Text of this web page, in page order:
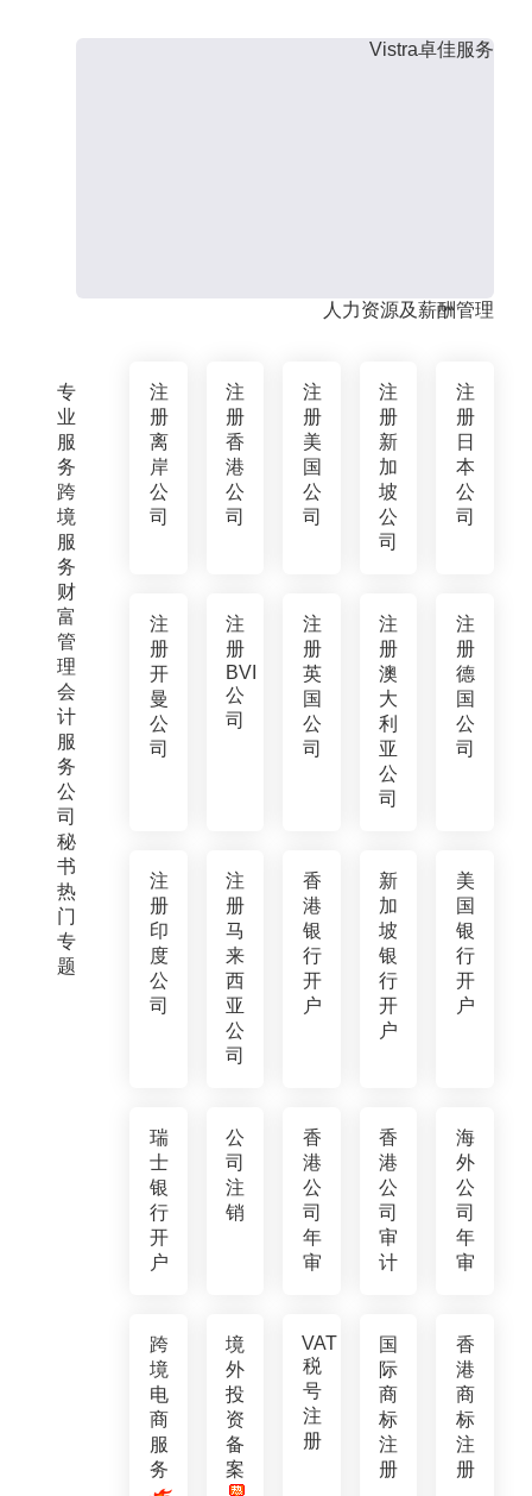
专
业
服
务
跨
境
服
务
财
富
管
理
会
计
服
务
公
司
秘
书
热
门
专
题
Vistra卓佳服务
人力资源及薪酬管理
注
册
离
岸
公
司
注
册
香
港
公
司
注
册
美
国
公
司
注
册
新
加
坡
公
司
注
册
日
本
公
司
注
册
开
曼
公
司
注
册
BVI
公
司
注
册
英
国
公
司
注
册
澳
大
利
亚
公
司
注
册
德
国
公
司
注
册
印
度
公
司
注
册
马
来
西
亚
公
司
香
港
银
行
开
户
新
加
坡
银
行
开
户
美
国
银
行
开
户
瑞
士
银
行
开
户
公
司
注
销
香
港
公
司
年
审
香
港
公
司
审
计
海
外
公
司
年
审
跨
境
电
商
服
务
境
外
投
资
备
案
VAT
税
号
注
册
国
际
商
标
注
册
香
港
商
标
注
册